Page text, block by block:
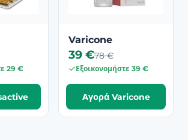
29 €
Varicone
39 €78 €
Εξοικονομήστε 39 €
Αγορά Varicone